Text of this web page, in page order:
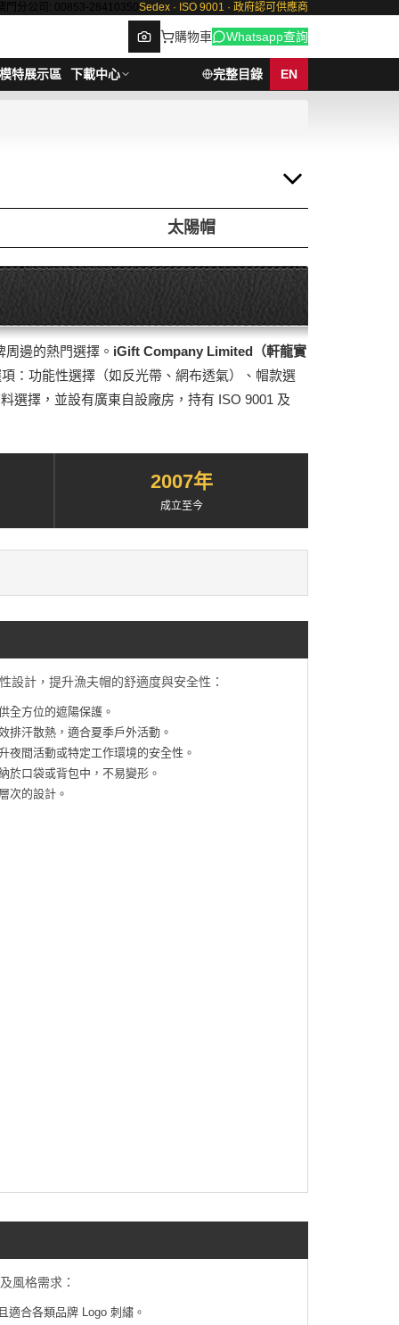
澳門分公司: 00853-28410350 Sedex · ISO 9001 · 政府認可供應商
購物車 Whatsapp查詢
模特展示區 下載中心 完整目錄 EN
太陽帽
邊的熱門選擇。 iGift Company Limited（軒龍實
：功能性選擇（如反光帶、網布透氣）、帽款選
選擇，並設有廣東自設廠房，持有 ISO 9001 及
2007年
成立至今
設計，提升漁夫帽的舒適度與安全性：
全方位的遮陽保護。
排汗散熱，適合夏季戶外活動。
夜間活動或特定工作環境的安全性。
於口袋或背包中，不易變形。
次的設計。
風格需求：
適合各類品牌 Logo 刺繡。